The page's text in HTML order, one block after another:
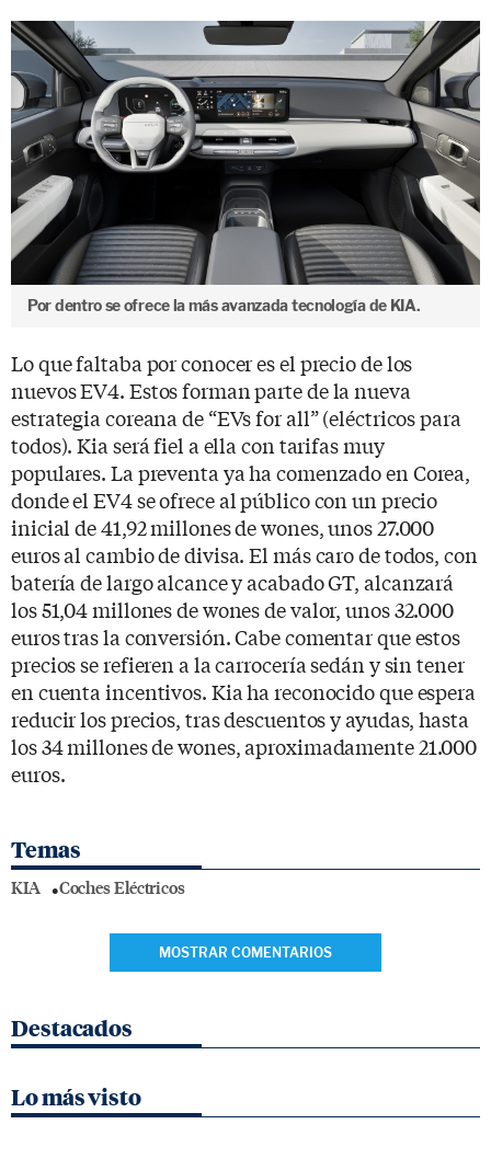
Por dentro se ofrece la más avanzada tecnología de KIA.
Lo que faltaba por conocer es el precio de los
nuevos EV4. Estos forman parte de la nueva
estrategia coreana de “EVs for all” (eléctricos para
todos). Kia será fiel a ella con tarifas muy
populares. La preventa ya ha comenzado en Corea,
donde el EV4 se ofrece al público con un precio
inicial de 41,92 millones de wones, unos 27.000
euros al cambio de divisa. El más caro de todos, con
batería de largo alcance y acabado GT, alcanzará
los 51,04 millones de wones de valor, unos 32.000
euros tras la conversión. Cabe comentar que estos
precios se refieren a la carrocería sedán y sin tener
en cuenta incentivos. Kia ha reconocido que espera
reducir los precios, tras descuentos y ayudas, hasta
los 34 millones de wones, aproximadamente 21.000
euros.
Temas
KIA Coches Eléctricos
MOSTRAR COMENTARIOS
Destacados
Lo más visto